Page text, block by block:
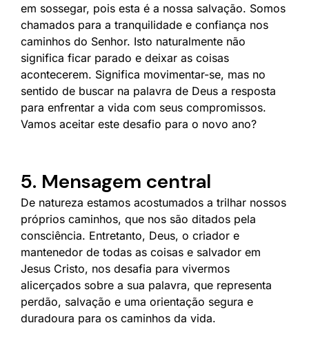
em sossegar, pois esta é a nossa salvação. Somos
chamados para a tranquilidade e confiança nos
caminhos do Senhor. Isto naturalmente não
significa ficar parado e deixar as coisas
acontecerem. Significa movimentar-se, mas no
sentido de buscar na palavra de Deus a resposta
para enfrentar a vida com seus compromissos.
Vamos aceitar este desafio para o novo ano?
5. Mensagem central
De natureza estamos acostumados a trilhar nossos
próprios caminhos, que nos são ditados pela
consciência. Entretanto, Deus, o criador e
mantenedor de todas as coisas e salvador em
Jesus Cristo, nos desafia para vivermos
alicerçados sobre a sua palavra, que representa
perdão, salvação e uma orientação segura e
duradoura para os caminhos da vida.